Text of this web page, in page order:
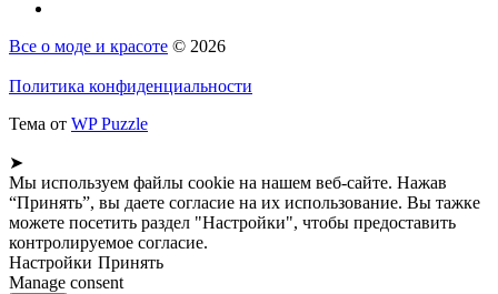
Все о моде и красоте © 2026
Политика конфиденциальности
Тема от WP Puzzle
➤
Мы используем файлы cookie на нашем веб-сайте. Нажав
“Принять”, вы даете согласие на их использование. Вы тажке
можете посетить раздел "Настройки", чтобы предоставить
контролируемое согласие.
Настройки Принять
Manage consent